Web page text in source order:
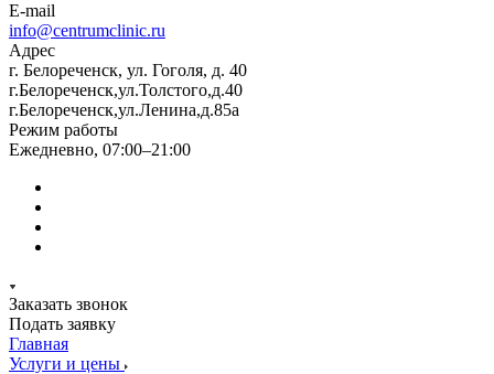
E-mail
info@centrumclinic.ru
Адрес
г. Белореченск, ул. Гоголя, д. 40
г.Белореченск,ул.Толстого,д.40
г.Белореченск,ул.Ленина,д.85а
Режим работы
Ежедневно, 07:00–21:00
Заказать звонок
Подать заявку
Главная
Услуги и цены